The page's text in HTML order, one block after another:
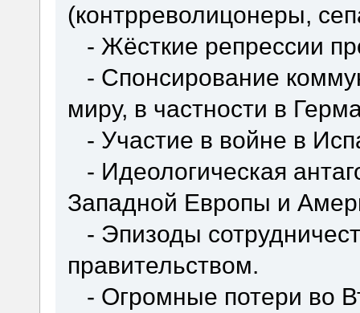
(контрреволицонеры,
- Жёсткие репрессии
- Спонсирование
миру, в частности в
- Участие в войне в
- Идеологическая
Западной Европы и
- Эпизоды
правительством.
- Огромные потери во